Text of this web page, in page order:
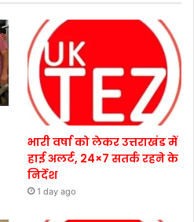
भारी वर्षा को लेकर उत्तराखंड में
हाई अलर्ट, 24×7 सतर्क रहने के
निर्देश
1 day ago